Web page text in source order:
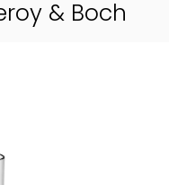
& Boch